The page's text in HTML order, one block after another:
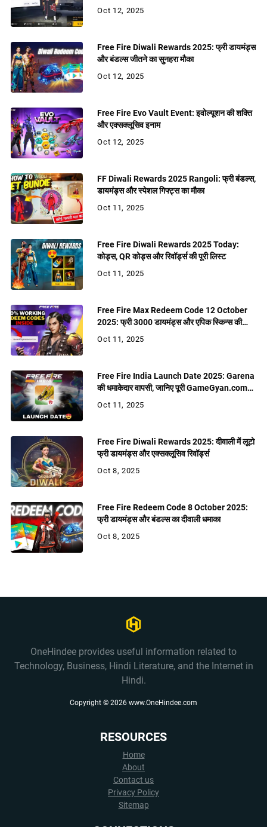
Oct 12, 2025
Free Fire Diwali Rewards 2025: फ्री डायमंड्स
और बंडल्स जीतने का सुनहरा मौका
Oct 12, 2025
Free Fire Evo Vault Event: इवोल्यूशन की शक्ति
और एक्सक्लूसिव इनाम
Oct 12, 2025
FF Diwali Rewards 2025 Rangoli: फ्री बंडल्स,
डायमंड्स और स्पेशल गिफ्ट्स का मौका
Oct 11, 2025
Free Fire Diwali Rewards 2025 Today:
कोड्स, QR कोड्स और रिवॉर्ड्स की पूरी लिस्ट
Oct 11, 2025
Free Fire Max Redeem Code 12 October
2025: फ्री 3000 डायमंड्स और एपिक स्किन्स की
बरसात
Oct 11, 2025
Free Fire India Launch Date 2025: Garena
की धमाकेदार वापसी, जानिए पूरी GameGyan.com
रिपोर्ट
Oct 11, 2025
Free Fire Diwali Rewards 2025: दीवाली में लूटो
फ्री डायमंड्स और एक्सक्लूसिव रिवॉर्ड्स
Oct 8, 2025
Free Fire Redeem Code 8 October 2025:
फ्री डायमंड्स और बंडल्स का दीवाली धमाका
Oct 8, 2025
OneHindee provides useful information related to
Technology, Business, Hindi Literature, and the Internet in
Hindi.
Copyright © 2026 www.OneHindee.com
RESOURCES
Home
About
Contact us
Privacy Policy
Sitemap